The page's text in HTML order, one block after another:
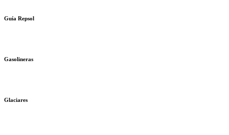
Guía Repsol
Gasolineras
Glaciares